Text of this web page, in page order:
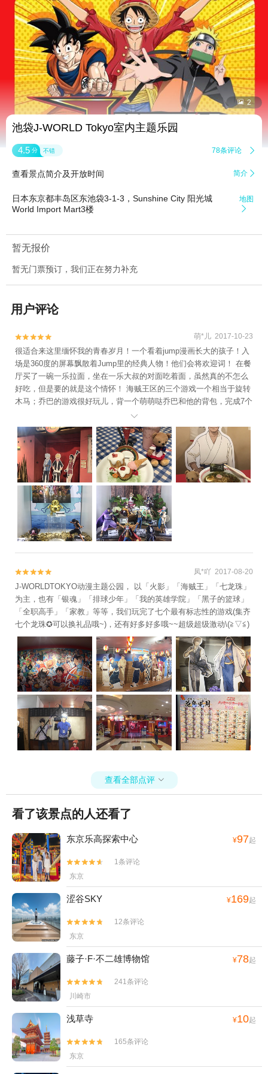
 2
池袋J-WORLD Tokyo室内主题乐园
4.5 分 不错 78条评论 
查看景点简介及开放时间 简介 
日本东京都丰岛区东池袋3-1-3，Sunshine City 阳光城
World Import Mart3楼
地图

暂无报价
暂无门票预订，我们正在努力补充
用户评论

 萌*儿 2017-10-23
很适合来这里缅怀我的青春岁月！一个看着jump漫画长大的孩子！入
场是360度的屏幕飘散着Jump里的经典人物！他们会将欢迎词！ 在餐
厅买了一碗一乐拉面，坐在一乐大叔的对面吃着面，虽然真的不怎么
好吃，但是要的就是这个情怀！ 海贼王区的三个游戏一个相当于旋转
木马；乔巴的游戏很好玩儿，背一个萌萌哒乔巴和他的背包，完成7个
小游戏帮路飞收集药材；还有一个坐车mini梅里或者鲨鱼三号，跟着
记忆贝回忆过往！ 龙珠区的三个游戏，一个筋斗云体感游戏；一个比
武的体感游戏；另一个是解救危机的任务游戏，这个游戏很有趣，有1
0个小游戏，场景很好！


 凤*吖 2017-08-20
J-WORLDTOKYO动漫主题公园， 以「火影」「海贼王」「七龙珠」
为主，也有「银魂」「排球少年」「我的英雄学院」「黑子的篮球」
「全职高手」「家教」等等，我们玩完了七个最有标志性的游戏(集齐
七个龙珠✪可以换礼品哦~)，还有好多好多哦~~超级超级激动\(≧▽≦)
查看全部点评 
看了该景点的人还看了
东京乐高探索中心 ¥97起


1条评论
东京
涩谷SKY ¥169起


12条评论
东京
藤子·F·不二雄博物馆 ¥78起


241条评论
川崎市
浅草寺 ¥10起


165条评论
东京
